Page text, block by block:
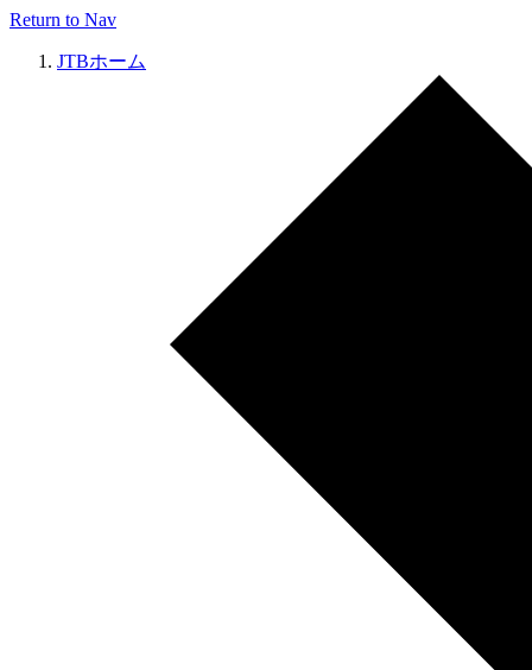
Return to Nav
JTBホーム